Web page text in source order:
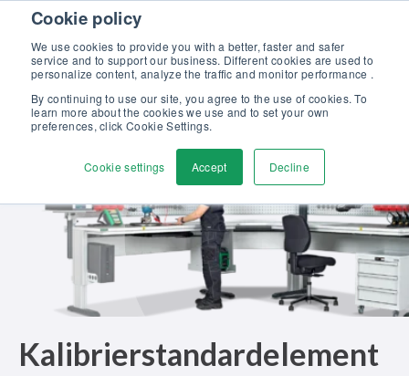
Cookie policy
We use cookies to provide you with a better, faster and safer
service and to support our business. Different cookies are used to
personalize content, analyze the traffic and monitor performance .
By continuing to use our site, you agree to the use of cookies. To
learn more about the cookies we use and to set your own
preferences, click Cookie Settings.
Cookie settings Accept Decline
Skip to content
Kalibriergrundlagen Druck (eBook) – jetzt kostenlos herunterladen!
Kontaktieren
Kalibrierstandardelement